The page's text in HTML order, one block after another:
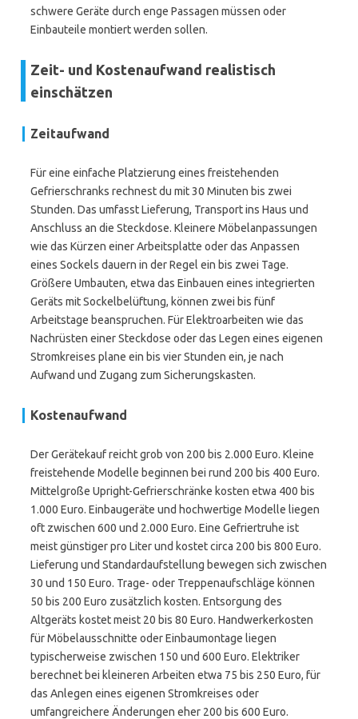
schwere Geräte durch enge Passagen müssen oder
Einbauteile montiert werden sollen.
Zeit- und Kostenaufwand realistisch
einschätzen
Zeitaufwand
Für eine einfache Platzierung eines freistehenden
Gefrierschranks rechnest du mit 30 Minuten bis zwei
Stunden. Das umfasst Lieferung, Transport ins Haus und
Anschluss an die Steckdose. Kleinere Möbelanpassungen
wie das Kürzen einer Arbeitsplatte oder das Anpassen
eines Sockels dauern in der Regel ein bis zwei Tage.
Größere Umbauten, etwa das Einbauen eines integrierten
Geräts mit Sockelbelüftung, können zwei bis fünf
Arbeitstage beanspruchen. Für Elektroarbeiten wie das
Nachrüsten einer Steckdose oder das Legen eines eigenen
Stromkreises plane ein bis vier Stunden ein, je nach
Aufwand und Zugang zum Sicherungskasten.
Kostenaufwand
Der Gerätekauf reicht grob von 200 bis 2.000 Euro. Kleine
freistehende Modelle beginnen bei rund 200 bis 400 Euro.
Mittelgroße Upright-Gefrierschränke kosten etwa 400 bis
1.000 Euro. Einbaugeräte und hochwertige Modelle liegen
oft zwischen 600 und 2.000 Euro. Eine Gefriertruhe ist
meist günstiger pro Liter und kostet circa 200 bis 800 Euro.
Lieferung und Standardaufstellung bewegen sich zwischen
30 und 150 Euro. Trage- oder Treppenaufschläge können
50 bis 200 Euro zusätzlich kosten. Entsorgung des
Altgeräts kostet meist 20 bis 80 Euro. Handwerkerkosten
für Möbelausschnitte oder Einbaumontage liegen
typischerweise zwischen 150 und 600 Euro. Elektriker
berechnet bei kleineren Arbeiten etwa 75 bis 250 Euro, für
das Anlegen eines eigenen Stromkreises oder
umfangreichere Änderungen eher 200 bis 600 Euro.